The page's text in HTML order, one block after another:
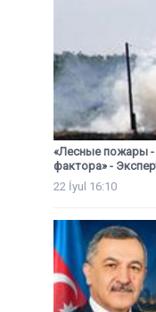
«Лесные пожары -
фактора» -
22 İyul 16:10